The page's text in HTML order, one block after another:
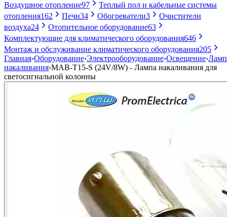
Воздушное отопление97
Теплый пол и кабельные системы
отопления162 Печи34 Обогреватели3
Очистители
воздуха24 Отопительное оборудование63
Комплектующие для климатического оборудования646
Монтаж и обслуживание климатического оборудования205
Главная›Оборудование›Электрооборудование›Освещение›
накаливания›MAB-T15-S (24V/8W) - Лампа накаливания для
светосигнальной колонны